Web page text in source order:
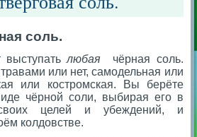
соль.
выступатьлюбая
чёрная соль.
или нет, самодельная или
или костромская. Вы берёте
чёрной соли, выбирая его в
целей и убеждений, и
колдовстве.